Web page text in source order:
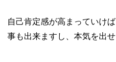
自己肯定感が高まっていけ
事も出来ますし、本気を出